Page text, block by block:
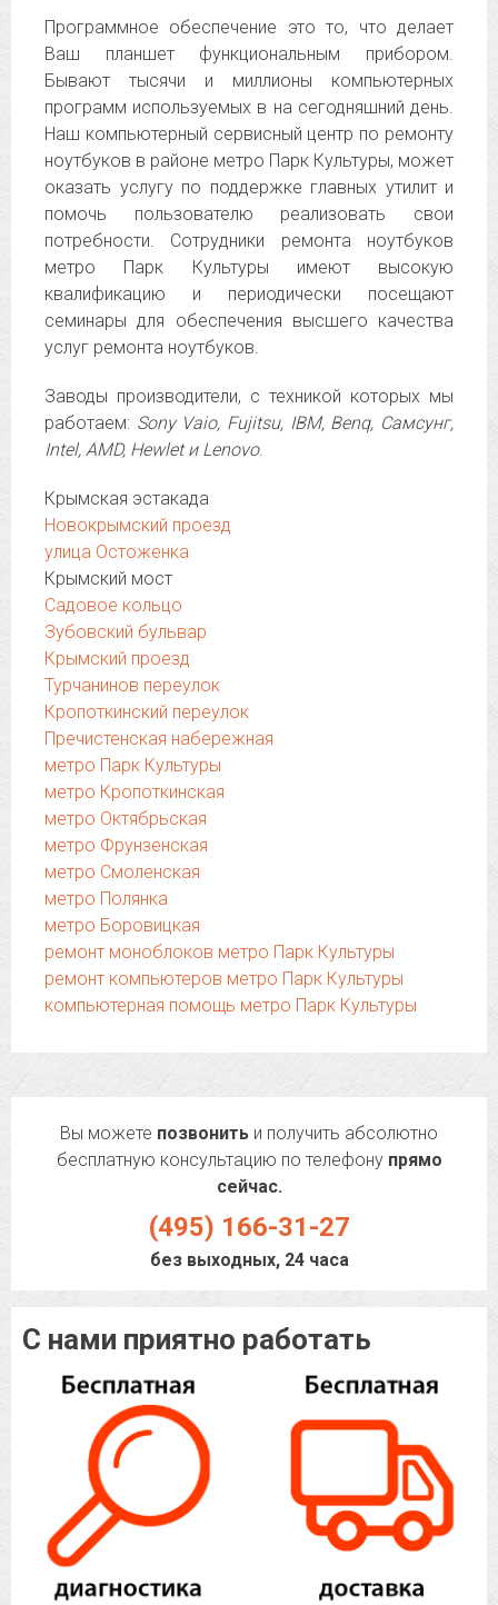
Программное обеспечение это то, что делает
Ваш планшет функциональным прибором.
Бывают тысячи и миллионы компьютерных
программ используемых в на сегодняшний день.
Наш компьютерный сервисный центр по ремонту
ноутбуков в районе метро Парк Культуры, может
оказать услугу по поддержке главных утилит и
помочь пользователю реализовать свои
потребности. Сотрудники ремонта ноутбуков
метро Парк Культуры имеют высокую
квалификацию и периодически посещают
семинары для обеспечения высшего качества
услуг ремонта ноутбуков.
Заводы производители, с техникой которых мы
работаем: Sony Vaio, Fujitsu, IBM, Benq, Самсунг,
Intel, AMD, Hewlet и Lenovo.
Крымская эстакада
Новокрымский проезд
улица Остоженка
Крымский мост
Садовое кольцо
Зубовский бульвар
Крымский проезд
Турчанинов переулок
Кропоткинский переулок
Пречистенская набережная
метро Парк Культуры
метро Кропоткинская
метро Октябрьская
метро Фрунзенская
метро Смоленская
метро Полянка
метро Боровицкая
ремонт моноблоков метро Парк Культуры
ремонт компьютеров метро Парк Культуры
компьютерная помощь метро Парк Культуры
Вы можете позвонить и получить абсолютно
бесплатную консультацию по телефону прямо
сейчас.
(495) 166-31-27
без выходных, 24 часа
С нами приятно работать